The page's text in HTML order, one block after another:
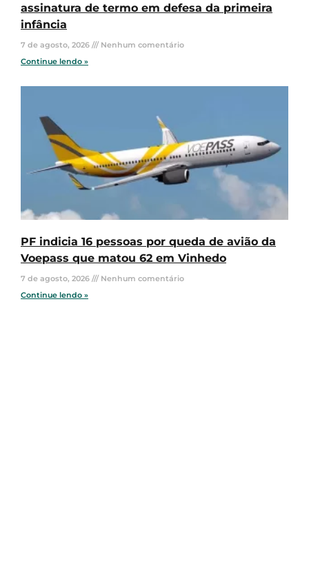
assinatura de termo em defesa da primeira
infância
7 de agosto, 2026
Nenhum comentário
Continue lendo »
PF indicia 16 pessoas por queda de avião da
Voepass que matou 62 em Vinhedo
7 de agosto, 2026
Nenhum comentário
Continue lendo »